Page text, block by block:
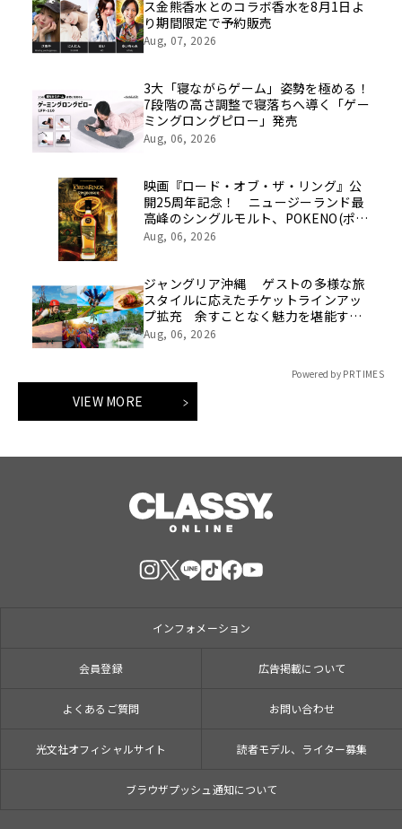
ス金熊香水とのコラボ香水を8月1日よ
り期間限定で予約販売
Aug, 07, 2026
3大「寝ながらゲーム」姿勢を極める！
7段階の高さ調整で寝落ちへ導く「ゲー
ミングロングピロー」発売
Aug, 06, 2026
映画『ロード・オブ・ザ・リング』公
開25周年記念！ ニュージーランド最
高峰のシングルモルト、POKENO(ポケ
ノ)より 数量限定ウイスキー「リング
Aug, 06, 2026
ジャングリア沖縄 ゲストの多様な旅
スタイルに応えたチケットラインアッ
プ拡充 余すことなく魅力を堪能する
「ロイヤルチケット」新登場
Aug, 06, 2026
Powered by PR TIMES
VIEW MORE
インフォメーション
会員登録 広告掲載について
よくあるご質問 お問い合わせ
光文社オフィシャルサイト 読者モデル、ライター募集
ブラウザプッシュ通知について